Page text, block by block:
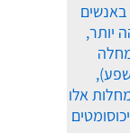
יותר,
למחלה
אלו